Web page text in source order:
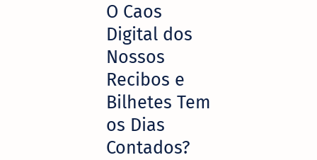
O Caos
Digital dos
Nossos
Recibos e
Bilhetes Tem
os Dias
Contados?